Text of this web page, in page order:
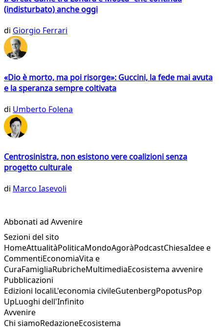
(indisturbato) anche oggi
di Giorgio Ferrari
«Dio è morto, ma poi risorge»: Guccini, la fede mai avuta
e la speranza sempre coltivata
di Umberto Folena
Centrosinistra, non esistono vere coalizioni senza
progetto culturale
di Marco Iasevoli
Abbonati ad Avvenire
Sezioni del sito
HomeAttualitàPoliticaMondoAgoràPodcastChiesaIdee e
CommentiEconomiaVita e
CuraFamigliaRubricheMultimediaEcosistema avvenire
Pubblicazioni
Edizioni localiL'economia civileGutenbergPopotusPop
UpLuoghi dell'Infinito
Avvenire
Chi siamoRedazioneEcosistema